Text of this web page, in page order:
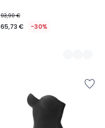
93,90 €
65,73 € -30%